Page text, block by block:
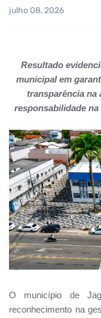
julho 08, 2026
Resultado
municipal em
transparência na
responsabilidade
O município de
reconhecimento na